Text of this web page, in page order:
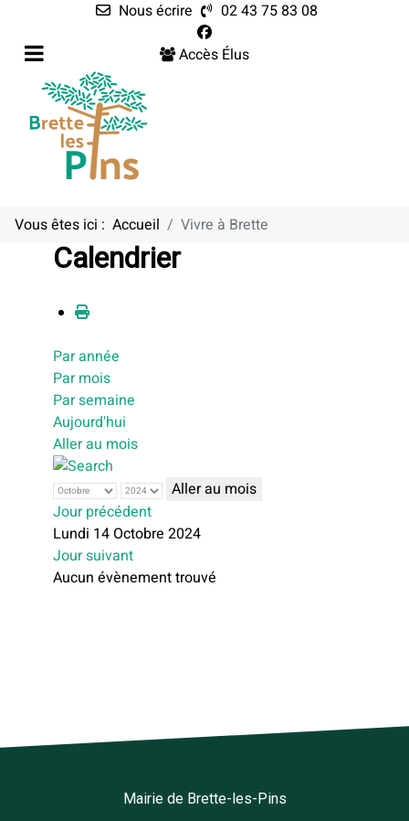
Nous écrire
02 43 75 83 08
Accès Élus
Vous êtes ici : Accueil Vivre à Brette
Calendrier
Par année
Par mois
Par semaine
Aujourd'hui
Aller au mois
Aller au mois
Jour précédent
Lundi 14 Octobre 2024
Jour suivant
Aucun évènement trouvé
Mairie de Brette-les-Pins